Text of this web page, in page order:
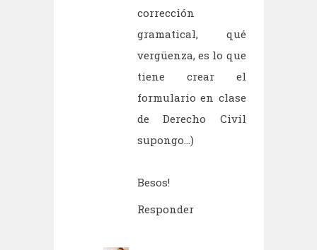
corrección
gramatical, qué
vergüenza, es lo que
tiene crear el
formulario en clase
de Derecho Civil
supongo...)
Besos!
Responder